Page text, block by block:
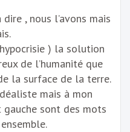
, nous l’avons mais
) la solution
de l’humanité que
la surface de la terre.
mais à mon
gauche sont des mots